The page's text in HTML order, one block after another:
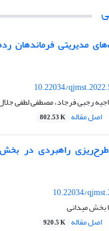
مدیریتی فرماندهان
10.22034/
رجبی فرجاد، مصطفی لطفی
اصل مقاله 802.53 K
طرح‌ریزی راهبردی در
10.22034/
بخش میدانی
اصل مقاله 920.5 K